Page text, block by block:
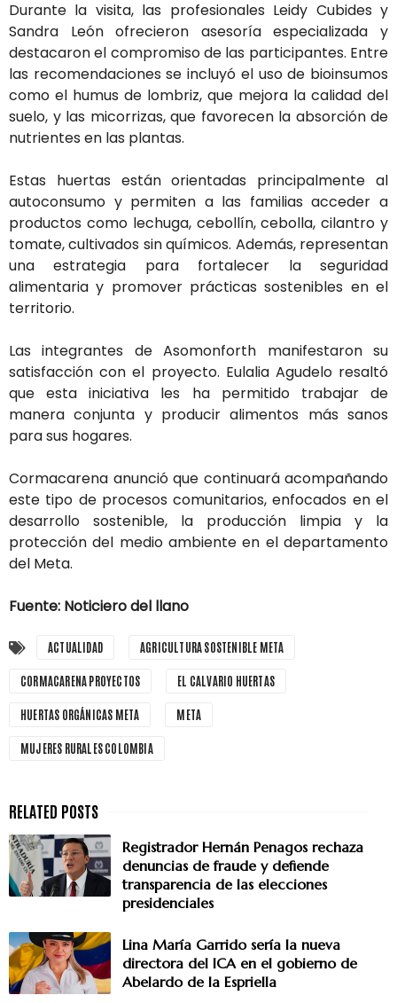
Durante la visita, las profesionales Leidy Cubides y
Sandra León ofrecieron asesoríaespecializaday
destacaronel compromisode las participantes. Entre
las recomendacionesseincluyó el usode bioinsumos
como el humus de lombriz, que mejora la calidad del
suelo, y las micorrizas, que favorecen la absorción de
nutrientes en las plantas.
Estas huertas estánorientadas principalmenteal
autoconsumo y permiten a las familiasaccedera
productos como lechuga, cebollín,cebolla,cilantroy
tomate,cultivados sinquímicos. Además, representan
unaestrategia para fortalecer laseguridad
alimentariay promover prácticassostenibles enel
territorio.
Lasintegrantes deAsomonforth manifestaronsu
satisfacciónconel proyecto. Eulalia Agudelo resaltó
queestainiciativa les ha permitido trabajarde
maneraconjunta y produciralimentos mássanos
parasus hogares.
Cormacarena anunció que continuará acompañando
este tipo de procesoscomunitarios,enfocados enel
desarrollo sostenible, la producción limpia y la
proteccióndel medioambienteen eldepartamento
del Meta.
Fuente: Noticiero del llano
ACTUALIDAD AGRICULTURA SOSTENIBLE META
CORMACARENA PROYECTOS EL CALVARIO HUERTAS
HUERTAS ORGÁNICAS META META
MUJERES RURALES COLOMBIA
Registrador Hernán Penagos rechaza
denuncias de fraude y defiende
transparencia de las elecciones
presidenciales
Lina María Garrido sería la nueva
directora del ICA en el gobierno de
Abelardo de la Espriella